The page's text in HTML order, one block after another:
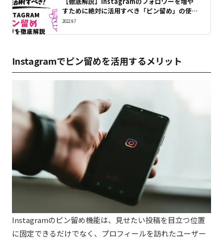
すために絶対に活用すべき「ピン留め」の使い
方とは？
2022.9.7
Instagramでピン留めを活用するメリット
Instagramのピン留め機能は、見せたい投稿を目立つ位置
に固定できるだけでなく、プロフィールを訪れたユーザー